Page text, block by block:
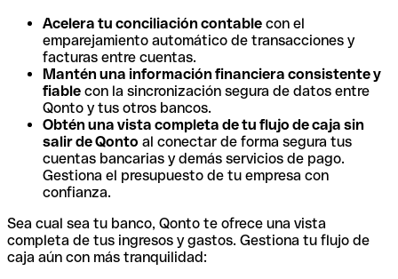
Acelera tu conciliación contable con el
emparejamiento automático de transacciones y
facturas entre cuentas.
Mantén una información financiera consistente y
fiable con la sincronización segura de datos entre
Qonto y tus otros bancos.
Obtén una vista completa de tu flujo de caja sin
salir de Qonto al conectar de forma segura tus
cuentas bancarias y demás servicios de pago.
Gestiona el presupuesto de tu empresa con
confianza.
Sea cual sea tu banco, Qonto te ofrece una vista
completa de tus ingresos y gastos. Gestiona tu flujo de
caja aún con más tranquilidad: